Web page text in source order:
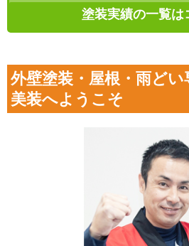
塗装実績の一覧は
外壁塗装・屋根・雨ど
美装へようこそ